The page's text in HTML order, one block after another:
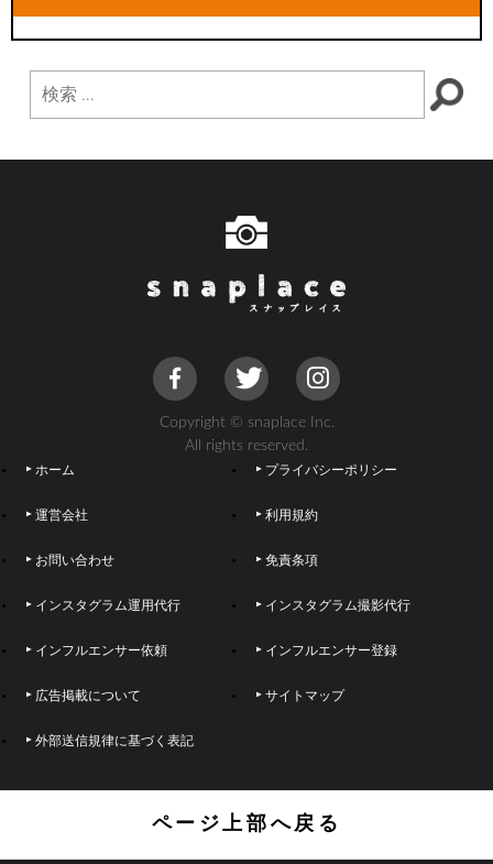
Copyright © snaplace Inc.
All rights reserved.
ホーム プライバシーポリシー
運営会社 利用規約
お問い合わせ 免責条項
インスタグラム運用代行 インスタグラム撮影代行
インフルエンサー依頼 インフルエンサー登録
広告掲載について サイトマップ
外部送信規律に基づく表記
ページ上部へ戻る